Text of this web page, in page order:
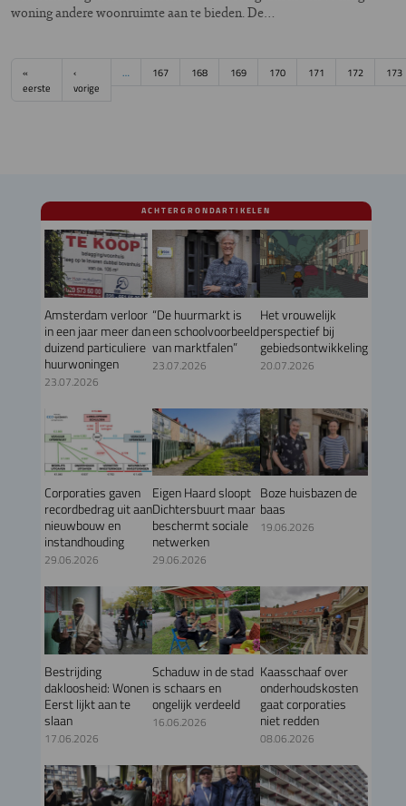
woning andere woonruimte aan te bieden. De…
Paginering
«
eerste Eerste pagina
‹
vorige
… 167 168 169 170 171 172 173
ACHTERGRONDARTIKELEN
Amsterdam verloor
in een jaar meer dan
duizend particuliere
huurwoningen
23.07.2026
“De huurmarkt is
een schoolvoorbeeld
van marktfalen”
23.07.2026
Het vrouwelijk
perspectief bij
gebiedsontwikkeling
20.07.2026
Corporaties gaven
recordbedrag uit aan
nieuwbouw en
instandhouding
29.06.2026
Eigen Haard sloopt
Dichtersbuurt maar
beschermt sociale
netwerken
29.06.2026
Boze huisbazen de
baas
19.06.2026
Bestrijding
dakloosheid: Wonen
Eerst lijkt aan te
slaan
17.06.2026
Schaduw in de stad
is schaars en
ongelijk verdeeld
16.06.2026
Kaasschaaf over
onderhoudskosten
gaat corporaties
niet redden
08.06.2026